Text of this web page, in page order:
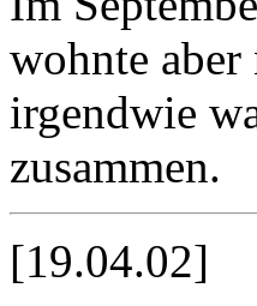
wohnte
irgendwie
zusammen.
[19.04.02]